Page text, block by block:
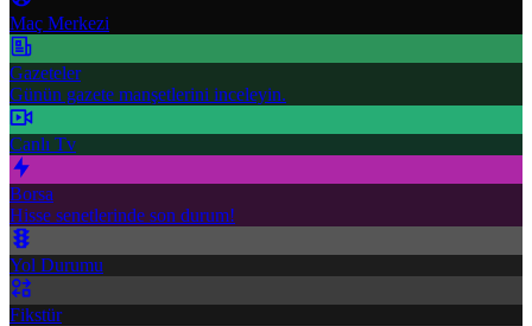
Maç Merkezi
Gazeteler
Günün gazete manşetlerini inceleyin.
Canlı Tv
Borsa
Hisse senetlerinde son durum!
Yol Durumu
Fikstür